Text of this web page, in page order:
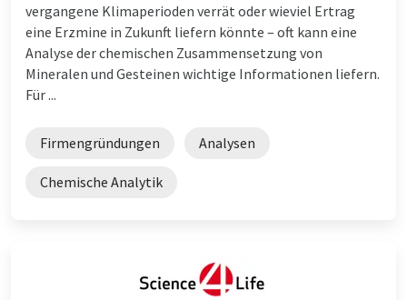
vergangene Klimaperioden verrät oder wieviel Ertrag
eine Erzmine in Zukunft liefern könnte – oft kann eine
Analyse der chemischen Zusammensetzung von
Mineralen und Gesteinen wichtige Informationen liefern.
Für ...
Firmengründungen Analysen
Chemische Analytik